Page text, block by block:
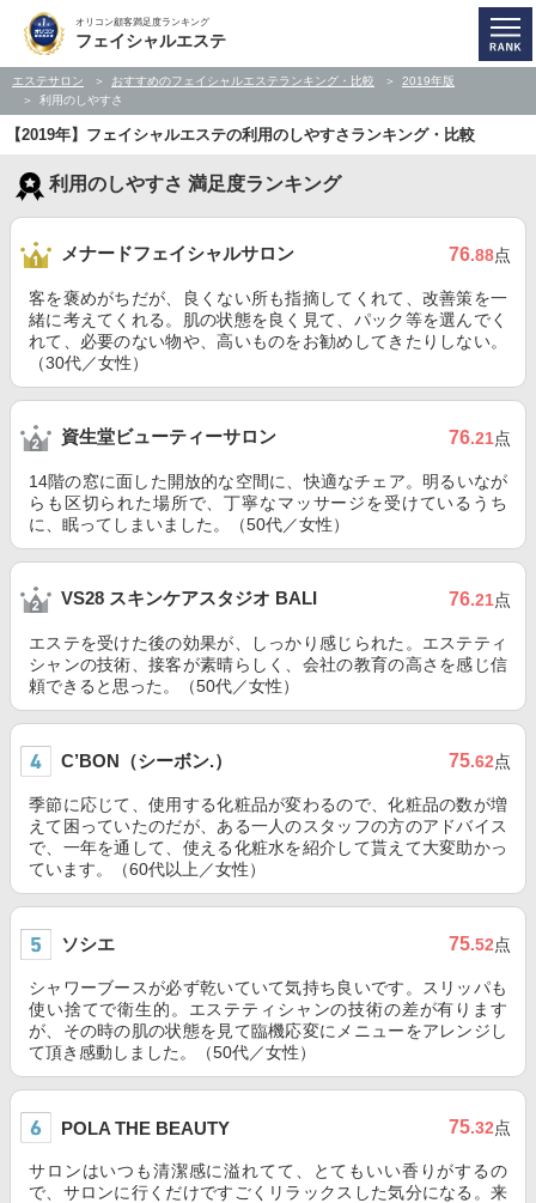
オリコン顧客満足度ランキング
フェイシャルエステ
エステサロン おすすめのフェイシャルエステランキング・比較
2019年版
利用のしやすさ
【2019年】フェイシャルエステの利用のしやすさランキング・比較
利用のしやすさ 満足度ランキング
メナードフェイシャルサロン 76.88点
客を褒めがちだが、良くない所も指摘してくれて、改善策を一
緒に考えてくれる。肌の状態を良く見て、パック等を選んでく
れて、必要のない物や、高いものをお勧めしてきたりしない。
（30代／女性）
資生堂ビューティーサロン 76.21点
14階の窓に面した開放的な空間に、快適なチェア。明るいなが
らも区切られた場所で、丁寧なマッサージを受けているうち
に、眠ってしまいました。（50代／女性）
VS28 スキンケアスタジオ BALI 76.21点
エステを受けた後の効果が、しっかり感じられた。エステティ
シャンの技術、接客が素晴らしく、会社の教育の高さを感じ信
頼できると思った。（50代／女性）
C’BON（シーボン.） 75.62点
季節に応じて、使用する化粧品が変わるので、化粧品の数が増
えて困っていたのだが、ある一人のスタッフの方のアドバイス
で、一年を通して、使える化粧水を紹介して貰えて大変助かっ
ています。（60代以上／女性）
ソシエ 75.52点
シャワーブースが必ず乾いていて気持ち良いです。スリッパも
使い捨てで衛生的。エステティシャンの技術の差が有ります
が、その時の肌の状態を見て臨機応変にメニューをアレンジし
て頂き感動しました。（50代／女性）
POLA THE BEAUTY 75.32点
サロンはいつも清潔感に溢れてて、とてもいい香りがするの
で、サロンに行くだけですごくリラックスした気分になる。来